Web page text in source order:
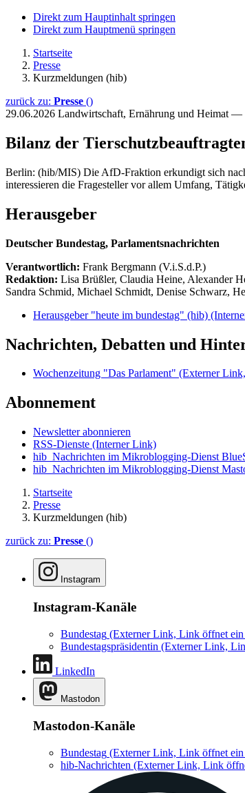
Direkt zum Hauptinhalt springen
Direkt zum Hauptmenü springen
Startseite
Presse
Kurzmeldungen (hib)
zurück zu: Presse ()
29.06.2026 Landwirtschaft, Ernährung und Heimat
Bilanz der
Berlin: (hib/MIS) Die AfD-Fraktion erkundigt sich
interessieren die Fragesteller vor allem Umfang,
Herausgeber
Deutscher Bundestag, Parlamentsnachrichten
Verantwortlich: Frank Bergmann (V.i.S.d.P.)
Redaktion: Lisa Brüßler, Claudia Heine, Alexander
Sandra Schmid, Michael Schmidt, Denise Schwarz,
Herausgeber "heute im bundestag" (hib)
Nachrichten, Debatten und
Wochenzeitung "Das Parlament" (Externer
Abonnement
Newsletter abonnieren
RSS-Dienste (Interner Link)
hib_Nachrichten im Mikroblogging-Dienst
hib_Nachrichten im Mikroblogging-Dienst
Startseite
Presse
Kurzmeldungen (hib)
zurück zu: Presse ()
Instagram
Instagram-Kanäle
Bundestag (Externer Link, Link öffnet ein
Bundestagspräsidentin (Externer Link,
LinkedIn
Mastodon
Mastodon-Kanäle
Bundestag (Externer Link, Link öffnet ein
hib-Nachrichten (Externer Link, Link